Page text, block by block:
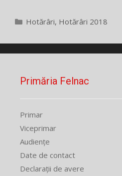
Categorii
Hotărâri, Hotărâri 2018
Primăria Felnac
Primar
Viceprimar
Audiențe
Date de contact
Declarații de avere